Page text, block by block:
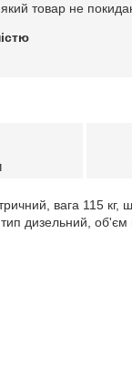
товар не
вага 115 кг,
дизельний,